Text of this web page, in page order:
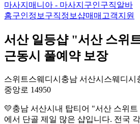
마사지매니아 - 마사지구인구직알바
홈구인정보 구직정보샵매매 고객지원
서산 일등샵 "서산 스위
근동시 풀예약 보장
스위트스웨디시 충남 서산시 스웨디시
중앙로 14950
💛충남 서산시내 탑티어 "서산 스위
에서 단골 제일 많은 샵입니다. 전국